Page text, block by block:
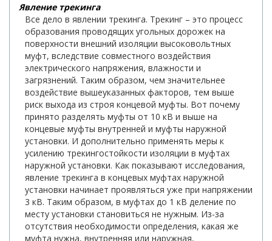
Явление трекинга
Все дело в явлении трекинга. Трекинг – это процесс
образования проводящих угольных дорожек на
поверхности внешний изоляции высоковольтных
муфт, вследствие совместного воздействия
электрического напряжения, влажности и
загрязнений. Таким образом, чем значительнее
воздействие вышеуказанных факторов, тем выше
риск выхода из строя концевой муфты. Вот почему
принято разделять муфты от 10 кВ и выше на
концевые муфты внутренней и муфты наружной
установки. И дополнительно применять меры к
усилению трекингостойкости изоляции в муфтах
наружной установки. Как показывают исследования,
явление трекинга в концевых муфтах наружной
установки начинает проявляться уже при напряжении
3 кВ. Таким образом, в муфтах до 1 кВ деление по
месту установки становиться не нужным. Из-за
отсутствия необходимости определения, какая же
муфта нужна, внутренняя или наружная,